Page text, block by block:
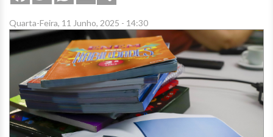
Quarta-Feira, 11 Junho, 2025 - 14:30